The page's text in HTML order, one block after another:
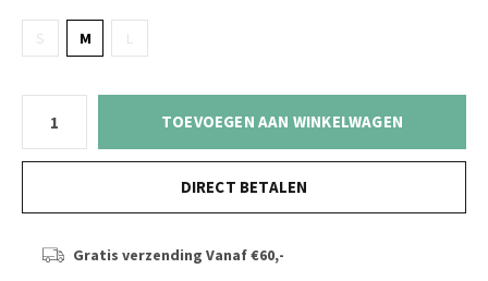
S M L
TOEVOEGEN AAN WINKELWAGEN
DIRECT BETALEN
Gratis verzending Vanaf €60,-